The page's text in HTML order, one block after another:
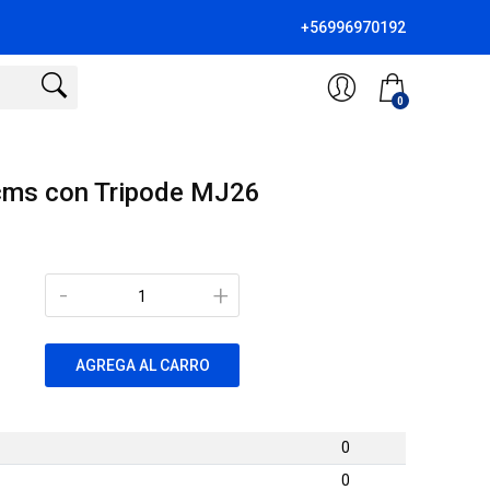
+56996970192
0
con Tripode MJ26
+
-
AGREGA AL CARRO
0
0